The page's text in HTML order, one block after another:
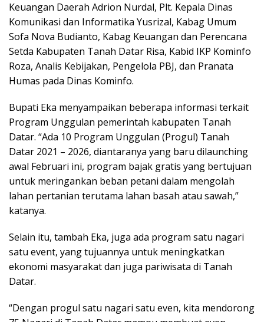
Keuangan Daerah Adrion Nurdal, Plt. Kepala Dinas
Komunikasi dan Informatika Yusrizal, Kabag Umum
Sofa Nova Budianto, Kabag Keuangan dan Perencana
Setda Kabupaten Tanah Datar Risa, Kabid IKP Kominfo
Roza, Analis Kebijakan, Pengelola PBJ, dan Pranata
Humas pada Dinas Kominfo.
Bupati Eka menyampaikan beberapa informasi terkait
Program Unggulan pemerintah kabupaten Tanah
Datar. “Ada 10 Program Unggulan (Progul) Tanah
Datar 2021 – 2026, diantaranya yang baru dilaunching
awal Februari ini, program bajak gratis yang bertujuan
untuk meringankan beban petani dalam mengolah
lahan pertanian terutama lahan basah atau sawah,”
katanya.
Selain itu, tambah Eka, juga ada program satu nagari
satu event, yang tujuannya untuk meningkatkan
ekonomi masyarakat dan juga pariwisata di Tanah
Datar.
“Dengan progul satu nagari satu even, kita mendorong